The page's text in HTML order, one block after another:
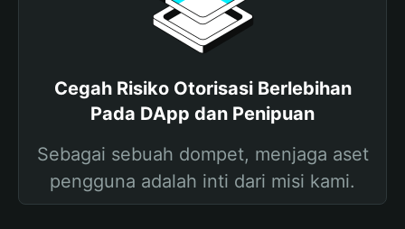
Cegah Risiko Otorisasi Berlebihan
Pada DApp dan Penipuan
Sebagai sebuah dompet, menjaga aset
pengguna adalah inti dari misi kami.